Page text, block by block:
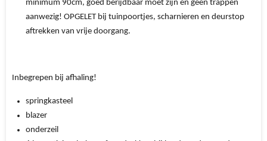
minimum 90cm, goed berijdbaar moet zijn en geen trappen
aanwezig! OPGELET bij tuinpoortjes, scharnieren en deurstop
aftrekken van vrije doorgang.
Inbegrepen bij afhaling!
springkasteel
blazer
onderzeil